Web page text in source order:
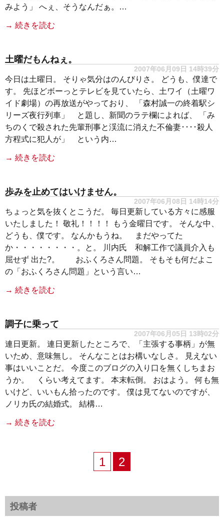
みよう」 へぇ、そうなんだぁ。…
→ 続きを読む
土曜だもんねぇ。
2007年06月09日 14時39分
今日は土曜日。 そりゃ気分はのんびりさ。 どうも、僕達で
す。 先ほどボーっとテレビを見ていたら、土ワイ（土曜ワ
イド劇場）の再放送がやっており、 「森村誠一の終着駅シ
リーズ夜行列車」 と題し、新聞のラテ欄によれば、 「み
ちのくで殺された先輩刑事と渓流に消えた不倫妻････殺人
方程式に犯人が」 という内…
→ 続きを読む
歩みを止めてはいけません。
2007年06月08日 14時14分
ちょっと気を抜くとこうだ。 毎日更新している方々に感服
いたしました！ 敬礼！！！！ もう金曜日です。 そんな中、
どうも、僕です。 なんかもうね。 まだやってた
か・・・・・・・・。と。 川内氏 和解工作で議員介入も
屈せず 出た?。 おふくろさん問題。 そもそも何だよこ
の「おふくろさん問題」という言い…
→ 続きを読む
調子に乗って
2007年06月05日 13時02分
連日更新。 連日更新したところで、「主張する事柄」が無
いため、意味無し。 そんなことはお構いなしさ。 見えない
事はいいことだ。 今度このブログの入り口を無くしちまお
うか。 くらい考えてます。 本末転倒。 おはよう。 何も無
いけど、いいもん拾ったのです。 僕は見てないのですが、
ノリカ氏の結婚式。 結構…
→ 続きを読む
1 2
投稿者